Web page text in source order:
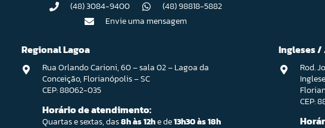
(48) 3084-9400
(48) 98818-5882
Envie uma mensagem
Regional Lagoa
Rua Orlando Carioni, 60 – sala 02 – Lagoa da
Conceição, Florianópolis – SC
CEP: 88062-035
Horário de atendimento:
Quartas e sextas, das8h às 12he de13h30 às 18h
Ingleses /
Rod.
CEP: